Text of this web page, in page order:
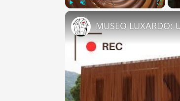
MUSEO